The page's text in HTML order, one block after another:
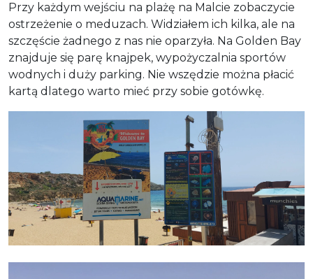
Przy każdym wejściu na plażę na Malcie zobaczycie
ostrzeżenie o meduzach. Widziałem ich kilka, ale na
szczęście żadnego z nas nie oparzyła. Na Golden Bay
znajduje się parę knajpek, wypożyczalnia sportów
wodnych i duży parking. Nie wszędzie można płacić
kartą dlatego warto mieć przy sobie gotówkę.